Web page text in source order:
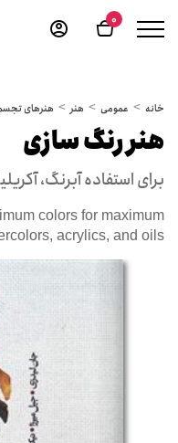
0
خانه عمومی هنر هنرهای
هنر رنگ سازی
برای استفاده آبرنگ،
colors for maximum
acrylics, and oils